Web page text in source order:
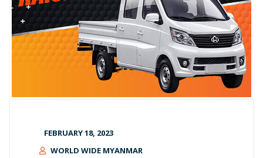
FEBRUARY 18, 2023
WORLD WIDE MYANMAR